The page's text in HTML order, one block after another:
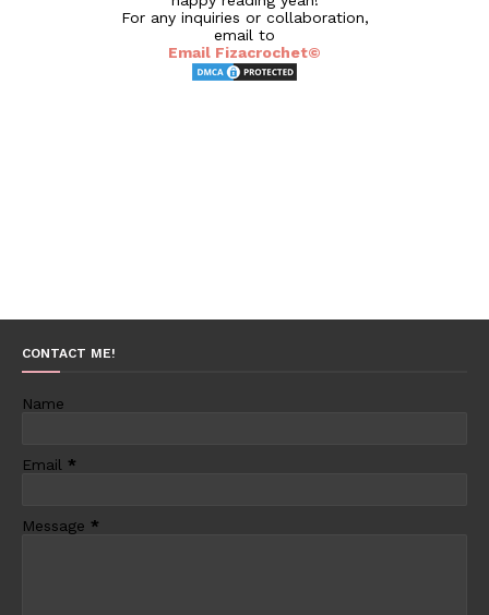
For any inquiries or collaboration,
email to
Email Fizacrochet©
CONTACT ME!
Name
Email *
Message *